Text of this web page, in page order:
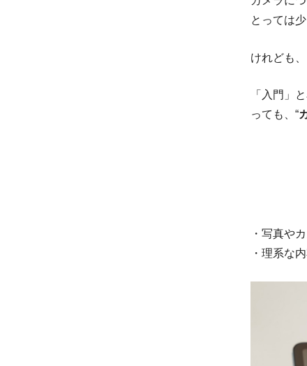
とっては
けれども
「入門」
っても、“
・写真や
・理系な